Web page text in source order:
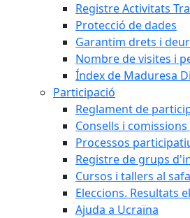
Registre Activitats
Protecció de dades
Garantim drets i
Nombre de visites i
Índex de Maduresa
Participació
Reglament de
Consells i
Processos
Registre de grups
Cursos i tallers al
Eleccions. Resultats
Ajuda a Ucraïna